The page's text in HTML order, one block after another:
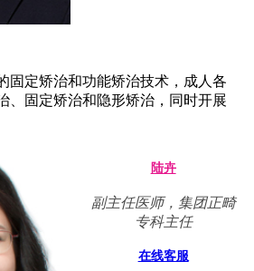
固定矫治和功能矫治技术，成人各
、固定矫治和隐形矫治，同时开展
陆卉
副主任医师，集团正畸
专科主任
在线客服